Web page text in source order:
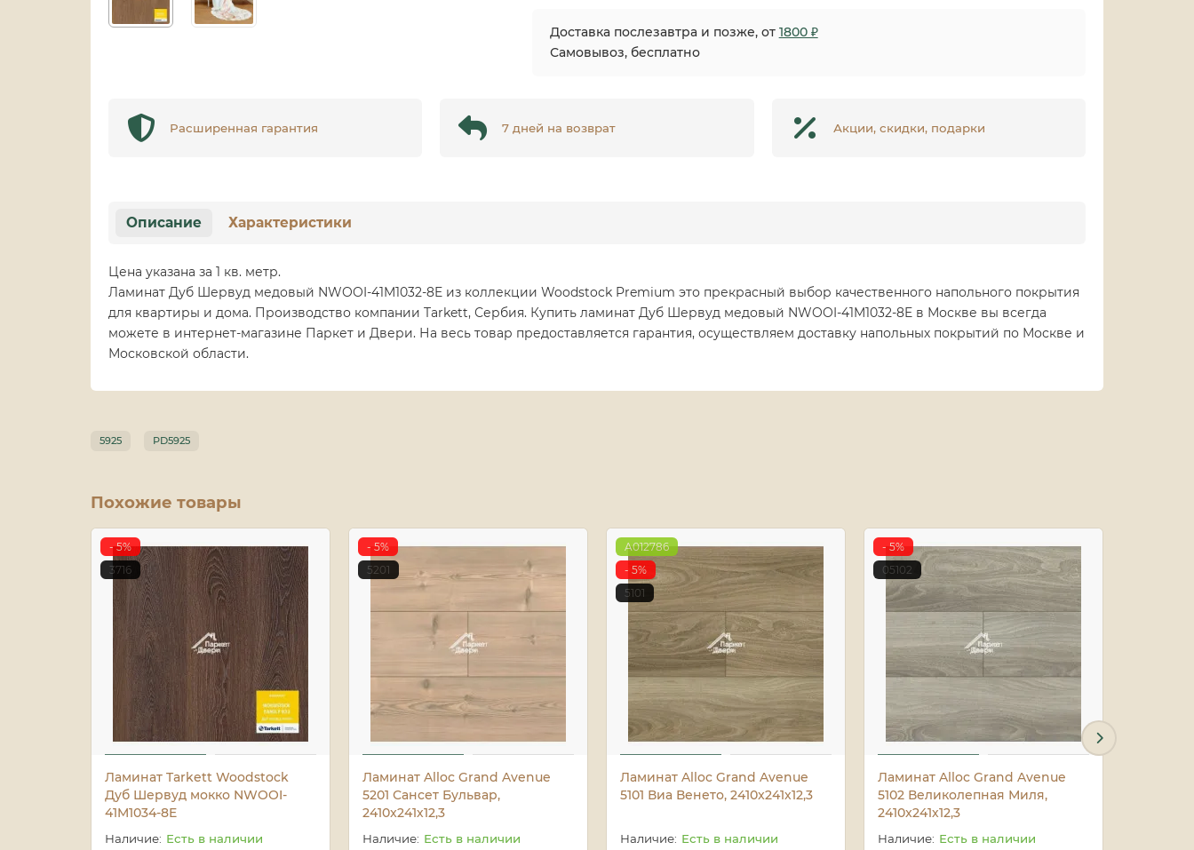
Доставка послезавтра и позже, от 1800 ₽
Самовывоз, бесплатно
Расширенная гарантия 7 дней на возврат Акции, скидки, подарки
Описание Характеристики
Цена указана за 1 кв. метр.
Ламинат Дуб Шервуд медовый NWOOI-41M1032-8E из коллекции Woodstock Premium это прекрасный выбор качественного напольного покрытия
для квартиры и дома. Производство компании Tarkett, Сербия. Купить ламинат Дуб Шервуд медовый NWOOI-41M1032-8E в Москве вы всегда
можете в интернет-магазине Паркет и Двери. На весь товар предоставляется гарантия, осуществляем доставку напольных покрытий по Москве и
Московской области.
5925 PD5925
Похожие товары
- 5%
3716
Ламинат Tarkett Woodstock
Дуб Шервуд мокко NWOOI-
41M1034-8E
Есть в наличии
- 5%
5201
Ламинат Alloc Grand Avenue
5201 Сансет Бульвар,
2410x241х12,3
Есть в наличии
A012786
- 5%
5101
Ламинат Alloc Grand Avenue
5101 Виа Венето, 2410x241х12,3
Есть в наличии
- 5%
05102
Ламинат Alloc Grand Avenue
5102 Великолепная Миля,
2410x241х12,3
Есть в наличии